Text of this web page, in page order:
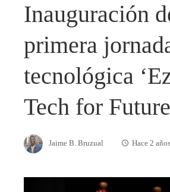
Inauguración
primera
tecnológica
Tech for
Jaime B. Bruzual Hace 2 años